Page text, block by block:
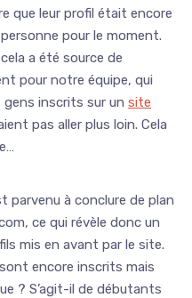
que leur profil était encore
pour le moment.
a été source de
pour notre équipe, qui
gens inscrits sur un site
pas aller plus loin. Cela
parvenu à conclure de plan
ce qui révèle donc un
mis en avant par le site.
encore inscrits mais
? S’agit-il de débutants